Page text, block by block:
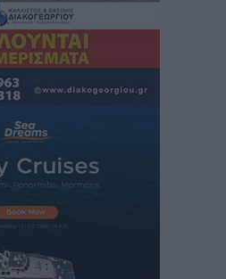
στην Αστυπάλαια – Το
που έγινε μέρος της
για τη δημιουργία
Κάσου